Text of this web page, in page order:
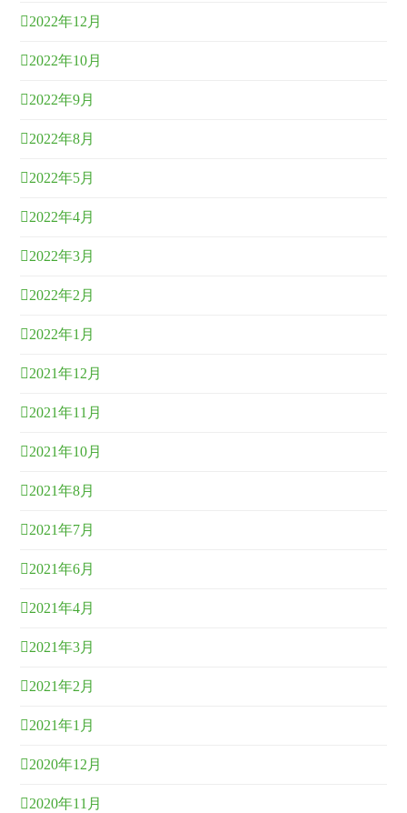
2022年12月
2022年10月
2022年9月
2022年8月
2022年5月
2022年4月
2022年3月
2022年2月
2022年1月
2021年12月
2021年11月
2021年10月
2021年8月
2021年7月
2021年6月
2021年4月
2021年3月
2021年2月
2021年1月
2020年12月
2020年11月